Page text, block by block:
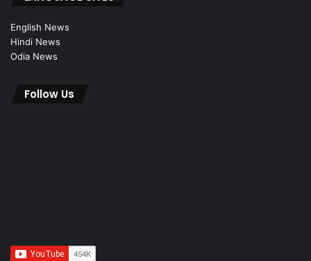
English News
Hindi News
Odia News
Follow Us